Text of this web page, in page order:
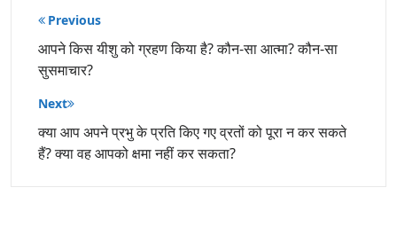
पोस्ट
नेविगेशन
Previous
आपने किस यीशु को ग्रहण किया है? कौन-सा आत्मा? कौन-सा
सुसमाचार?
Next
क्या आप अपने प्रभु के प्रति किए गए व्रतों को पूरा न कर सकते
हैं? क्या वह आपको क्षमा नहीं कर सकता?